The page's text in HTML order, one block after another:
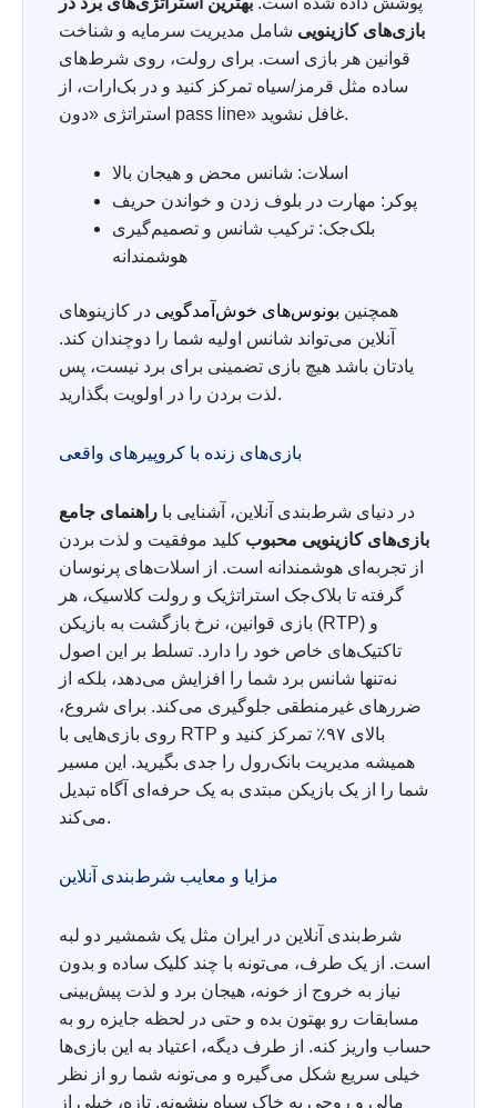
بازی‌های کازینویی شامل مدیریت سرمایه و شناخت
قوانین هر بازی است. برای رولت، روی شرط‌های
ساده مثل قرمز/سیاه تمرکز کنید و در بک‌ارات، از
استراتژی «دون pass line» غافل نشوید.
اسلات: شانس محض و هیجان بالا
پوکر: مهارت در بلوف زدن و خواندن حریف
بلک‌جک: ترکیب شانس و تصمیم‌گیری
هوشمندانه
همچنین بونوس‌های خوش‌آمدگویی در کازینوهای
آنلاین می‌تواند شانس اولیه شما را دوچندان کند.
یادتان باشد هیچ بازی تضمینی برای برد نیست، پس
لذت بردن را در اولویت بگذارید.
بازی‌های زنده با کروپیرهای واقعی
در دنیای شرط‌بندی آنلاین، آشنایی با راهنمای جامع
بازی‌های کازینویی محبوب کلید موفقیت و لذت بردن
از تجربه‌ای هوشمندانه است. از اسلات‌های پرنوسان
گرفته تا بلاک‌جک استراتژیک و رولت کلاسیک، هر
بازی قوانین، نرخ بازگشت به بازیکن (RTP) و
تاکتیک‌های خاص خود را دارد. تسلط بر این اصول
نه‌تنها شانس برد شما را افزایش می‌دهد، بلکه از
ضررهای غیرمنطقی جلوگیری می‌کند. برای شروع،
روی بازی‌هایی با RTP بالای ۹۷٪ تمرکز کنید و
همیشه مدیریت بانک‌رول را جدی بگیرید. این مسیر
شما را از یک بازیکن مبتدی به یک حرفه‌ای آگاه تبدیل
می‌کند.
مزایا و معایب شرط‌بندی آنلاین
شرط‌بندی آنلاین در ایران مثل یک شمشیر دو لبه
است. از یک طرف، می‌تونه با چند کلیک ساده و بدون
نیاز به خروج از خونه، هیجان برد و لذت پیش‌بینی
مسابقات رو بهتون بده و حتی در لحظه جایزه رو به
حساب واریز کنه. از طرف دیگه، اعتیاد به این بازی‌ها
خیلی سریع شکل می‌گیره و می‌تونه شما رو از نظر
مالی و روحی به خاک سیاه بنشونه. تازه، خیلی از